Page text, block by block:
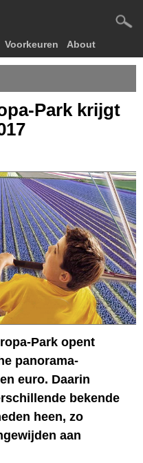
Voorkeuren About
Park krijgt
Park opent
panorama-
euro. Daarin
bekende
heen, zo
aan